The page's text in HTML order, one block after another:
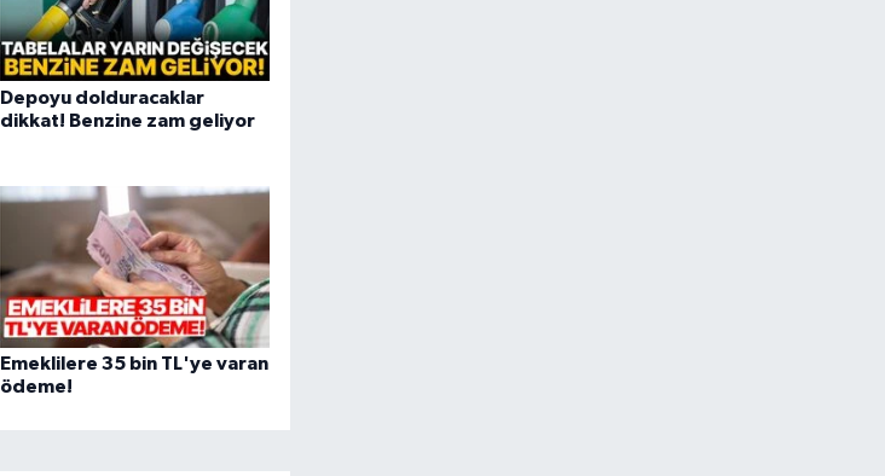
Depoyu dolduracaklar
dikkat! Benzine zam geliyor
Emeklilere 35 bin TL'ye varan
ödeme!